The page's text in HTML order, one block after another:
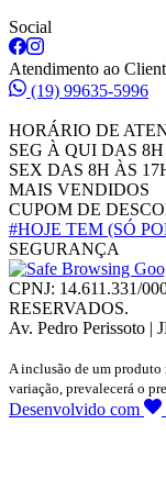
Social
Atendimento ao
(19) 99635-5996
HORÁRIO DE
SEG À QUI DAS
SEX DAS 8H ÀS
MAIS VENDIDOS
CUPOM DE
#HOJE TEM (SÓ
SEGURANÇA
CPNJ: 14.611.331/
RESERVADOS.
Av. Pedro Perissoto |
A inclusão de um produto
variação, prevalecerá o
Desenvolvido com